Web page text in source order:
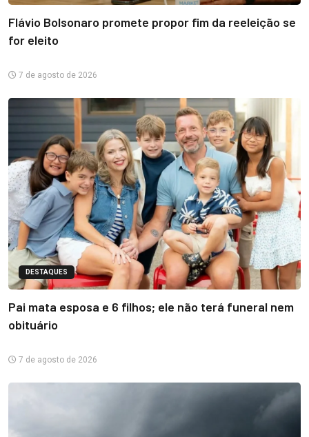
Flávio Bolsonaro promete propor fim da reeleição se
for eleito
7 de agosto de 2026
DESTAQUES
Pai mata esposa e 6 filhos; ele não terá funeral nem
obituário
7 de agosto de 2026